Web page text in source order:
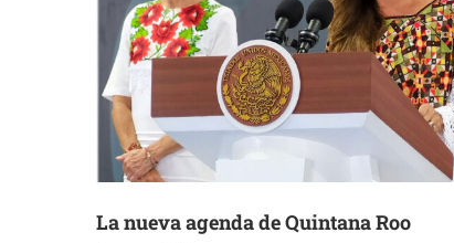
La nueva agenda de Quintana Roo